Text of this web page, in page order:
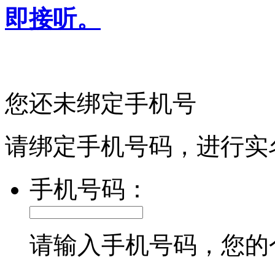
即接听。
您还未绑定手机号
请绑定手机号码，进行
手机号码：
请输入手机号码，您